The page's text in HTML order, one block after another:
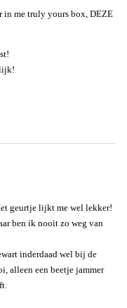
in me truly yours box, DEZE
geurtje lijkt me wel lekker!
ben ik nooit zo weg van
inderdaad wel bij de
alleen een beetje jammer